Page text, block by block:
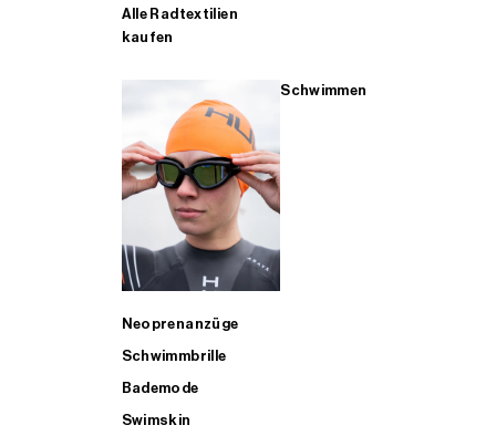
Alle Radtextilien
kaufen
Schwimmen
Neoprenanzüge
Schwimmbrille
Bademode
Swimskin